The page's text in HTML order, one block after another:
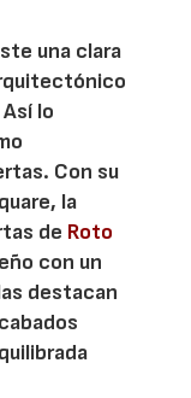
una clara
lo
Con su
la
de Roto
con un
destacan